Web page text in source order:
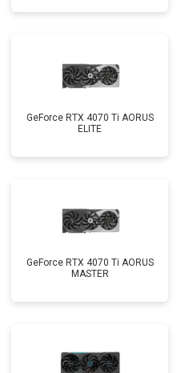
GeForce RTX 4070 Ti AORUS
ELITE
GeForce RTX 4070 Ti AORUS
MASTER